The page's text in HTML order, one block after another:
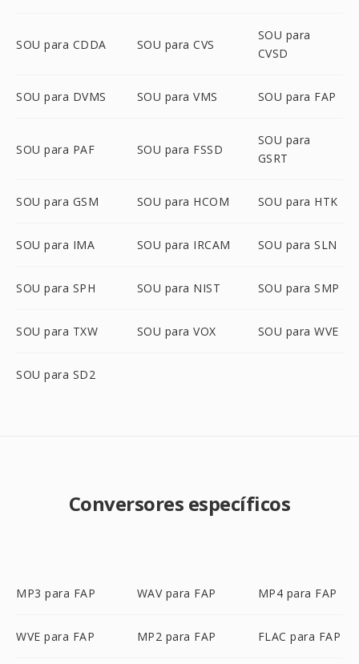
SOU para CDDA SOU para CVS
SOU para
CVSD
SOU para DVMS SOU para VMS SOU para FAP
SOU para PAF SOU para FSSD
SOU para
GSRT
SOU para GSM SOU para HCOM SOU para HTK
SOU para IMA SOU para IRCAM SOU para SLN
SOU para SPH SOU para NIST SOU para SMP
SOU para TXW SOU para VOX SOU para WVE
SOU para SD2
Conversores específicos
MP3 para FAP WAV para FAP MP4 para FAP
WVE para FAP MP2 para FAP FLAC para FAP